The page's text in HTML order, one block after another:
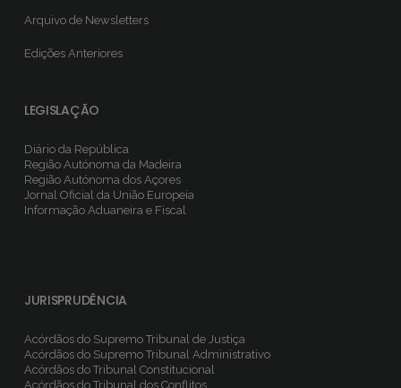
Arquivo de Newsletters
Edições Anteriores
LEGISLAÇÃO
Diário da República
Região Autónoma da Madeira
Região Autónoma dos Açores
Jornal Oficial da União Europeia
Informação Aduaneira e Fiscal
JURISPRUDÊNCIA
Acórdãos do Supremo Tribunal de Justiça
Acórdãos do Supremo Tribunal Administrativo
Acórdãos do Tribunal Constitucional
Acórdãos do Tribunal dos Conflitos